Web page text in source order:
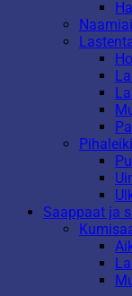
Saappaat ja